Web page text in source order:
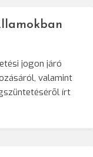
jogon járó
valamint
írt